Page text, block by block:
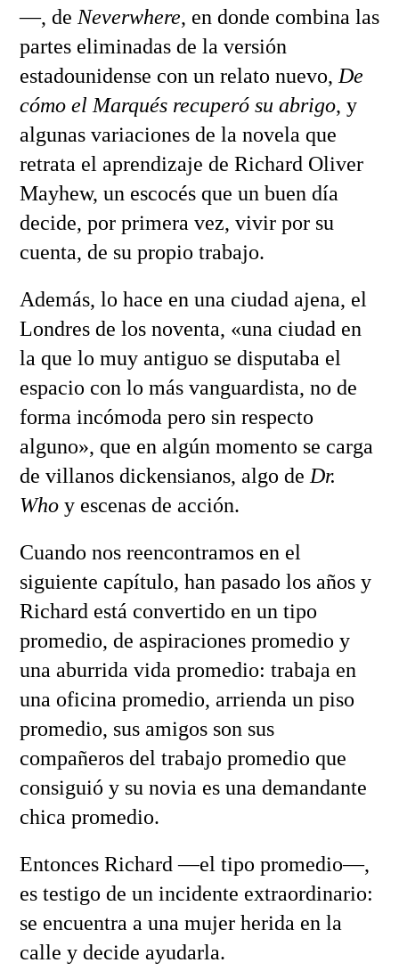
—, de Neverwhere, en donde combina las
partes eliminadas de la versión
estadounidense con un relato nuevo, De
cómo el Marqués recuperó su abrigo, y
algunas variaciones de la novela que
retrata el aprendizaje de Richard Oliver
Mayhew, un escocés que un buen día
decide, por primera vez, vivir por su
cuenta, de su propio trabajo.
Además, lo hace en una ciudad ajena, el
Londres de los noventa, «una ciudad en
la que lo muy antiguo se disputaba el
espacio con lo más vanguardista, no de
forma incómoda pero sin respecto
alguno», que en algún momento se carga
de villanos dickensianos, algo de Dr.
Whoy escenas de acción.
Cuando nos reencontramos en el
siguiente capítulo, han pasado los años y
Richard está convertido en un tipo
promedio, de aspiraciones promedio y
una aburrida vida promedio: trabaja en
una oficina promedio, arrienda un piso
promedio, sus amigos son sus
compañeros del trabajo promedio que
consiguió y su novia es una demandante
chica promedio.
Entonces Richard —el tipo promedio—,
es testigo de un incidente extraordinario:
se encuentra a una mujer herida en la
calle y decide ayudarla.